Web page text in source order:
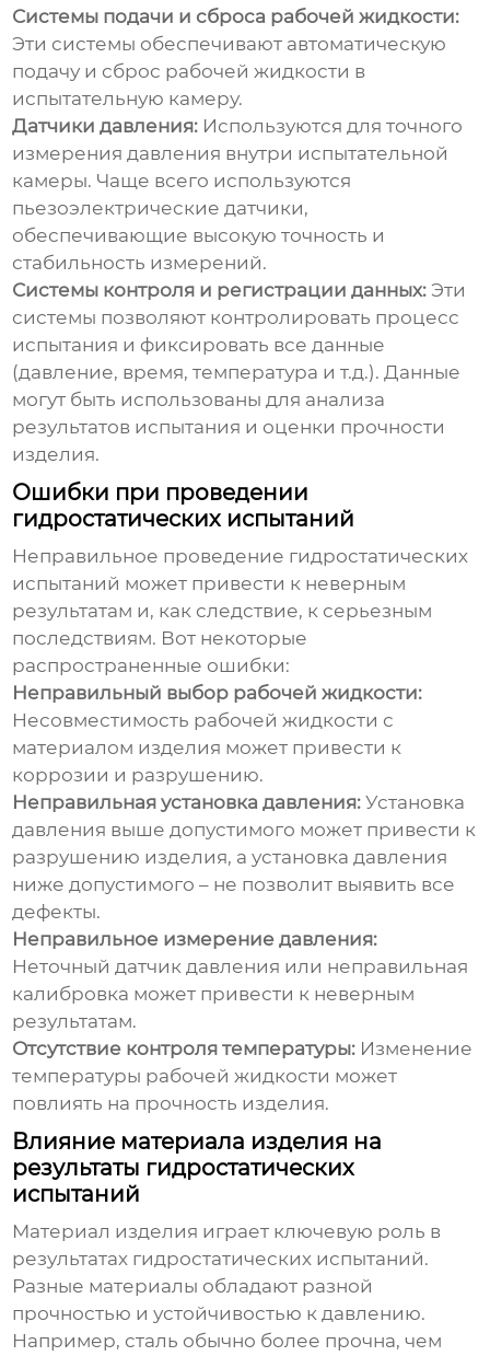
Системы подачи и сброса рабочей жидкости:
Эти системы обеспечивают автоматическую
подачу и сброс рабочей жидкости в
испытательную камеру.
Датчики давления: Используются для точного
измерения давления внутри испытательной
камеры. Чаще всего используются
пьезоэлектрические датчики,
обеспечивающие высокую точность и
стабильность измерений.
Системы контроля и регистрации данных: Эти
системы позволяют контролировать процесс
испытания и фиксировать все данные
(давление, время, температура и т.д.). Данные
могут быть использованы для анализа
результатов испытания и оценки прочности
изделия.
Ошибки при проведении
гидростатических испытаний
Неправильное проведение гидростатических
испытаний может привести к неверным
результатам и, как следствие, к серьезным
последствиям. Вот некоторые
распространенные ошибки:
Неправильный выбор рабочей жидкости:
Несовместимость рабочей жидкости с
материалом изделия может привести к
коррозии и разрушению.
Неправильная установка давления: Установка
давления выше допустимого может привести к
разрушению изделия, а установка давления
ниже допустимого – не позволит выявить все
дефекты.
Неправильное измерение давления:
Неточный датчик давления или неправильная
калибровка может привести к неверным
результатам.
Отсутствие контроля температуры: Изменение
температуры рабочей жидкости может
повлиять на прочность изделия.
Влияние материала изделия на
результаты гидростатических
испытаний
Материал изделия играет ключевую роль в
результатах гидростатических испытаний.
Разные материалы обладают разной
прочностью и устойчивостью к давлению.
Например, сталь обычно более прочна, чем